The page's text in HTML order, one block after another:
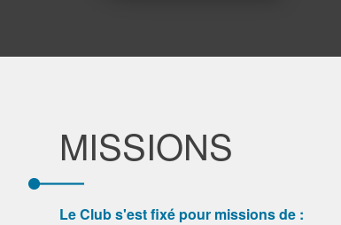
MISSIONS
Le Club s'est fixé pour missions de :